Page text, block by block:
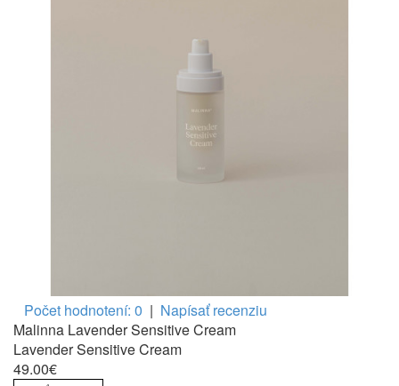
Počet hodnotení: 0 | Napísať recenziu
Malinna Lavender Sensitive Cream
Lavender Sensitive Cream
49.00€